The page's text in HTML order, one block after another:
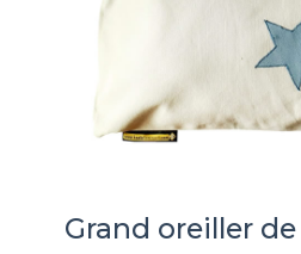
Grand oreiller